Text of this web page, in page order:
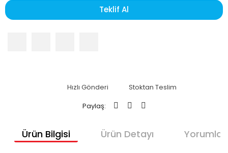
Teklif Al
Hızlı Gönderi
Stoktan Teslim
Paylaş:
Ürün Bilgisi Ürün Detayı Yorumlar